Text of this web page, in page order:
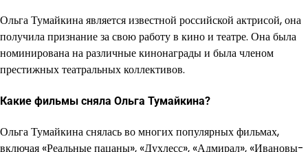
Ольга Тумайкина является известной российской актрисой, она
получила признание за свою работу в кино и театре. Она была
номинирована на различные кинонаграды и была членом
престижных театральных коллективов.
Какие фильмы сняла Ольга Тумайкина?
Ольга Тумайкина снялась во многих популярных фильмах,
включая «Реальные пацаны», «Духлесс», «Адмирал», «Ивановы-